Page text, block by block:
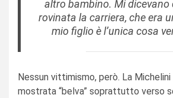
altro bambino. Mi dicevano
rovinata la carriera, che era
mio figlio è l’unica cosa
Nessun vittimismo, però. La Michelini
mostrata “belva” soprattutto verso